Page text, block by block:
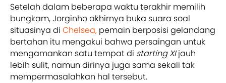
Setelah dalam beberapa waktu terakhir memilih
bungkam, Jorginho akhirnya buka suara soal
situasinya di Chelsea, pemain berposisi gelandang
bertahan itu mengakui bahwa persaingan untuk
mengamankan satu tempat di starting XIjauh
lebih sulit, namun dirinya juga sama sekali tak
mempermasalahkan hal tersebut.